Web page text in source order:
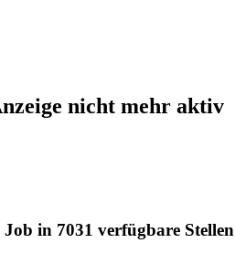
nicht mehr aktiv
Job in 7031 verfügbare Stellen